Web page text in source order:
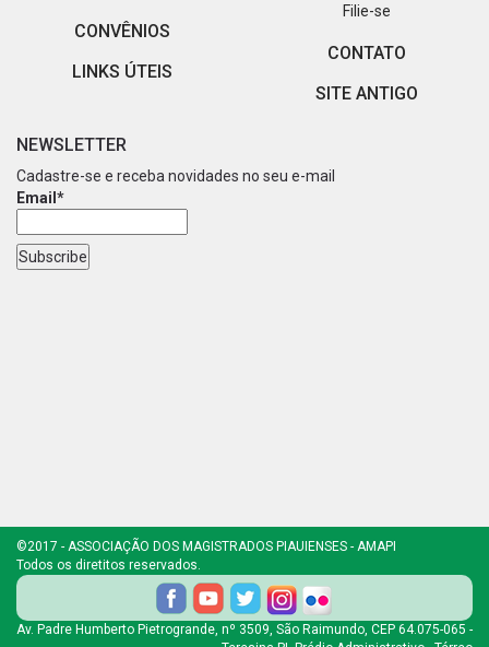
CONVÊNIOS
LINKS ÚTEIS
Filie-se
CONTATO
SITE ANTIGO
NEWSLETTER
Cadastre-se e receba novidades no seu e-mail
Email*
©2017 - ASSOCIAÇÃO DOS MAGISTRADOS PIAUIENSES - AMAPI
Todos os diretitos reservados.
Av. Padre Humberto Pietrogrande, nº 3509, São Raimundo, CEP 64.075-065 -